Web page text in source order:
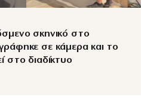
σκηνικό στο
σε κάμερα και το
στο διαδίκτυο